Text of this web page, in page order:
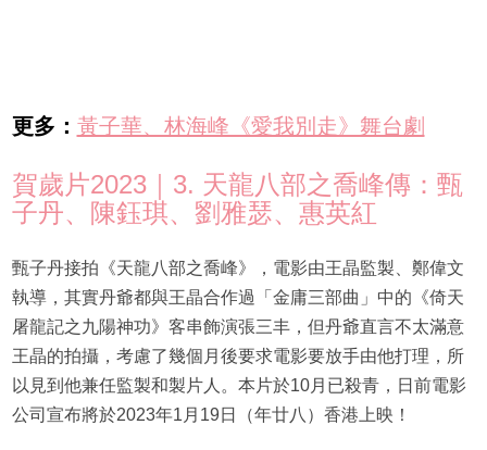
更多： 黃子華、林海峰《愛我別走》舞台劇
賀歲片2023｜3. 天龍八部之喬峰傳：甄
子丹、陳鈺琪、劉雅瑟、惠英紅
甄子丹接拍《天龍八部之喬峰》，電影由王晶監製、鄭偉文
執導，其實丹爺都與王晶合作過「金庸三部曲」中的《倚天
屠龍記之九陽神功》客串飾演張三丰，但丹爺直言不太滿意
王晶的拍攝，考慮了幾個月後要求電影要放手由他打理，所
以見到他兼任監製和製片人。本片於10月已殺青，日前電影
公司宣布將於2023年1月19日（年廿八）香港上映！